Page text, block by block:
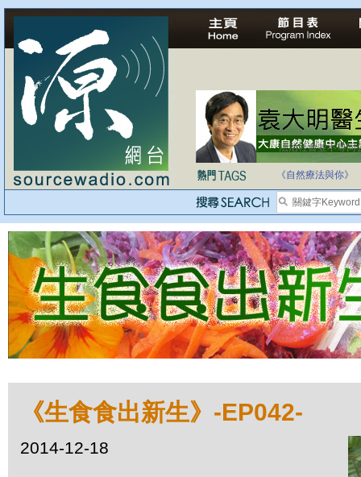
法治社會並不等同
《自然療法與你》
《生食食出新生》-EP042-
2014-12-18